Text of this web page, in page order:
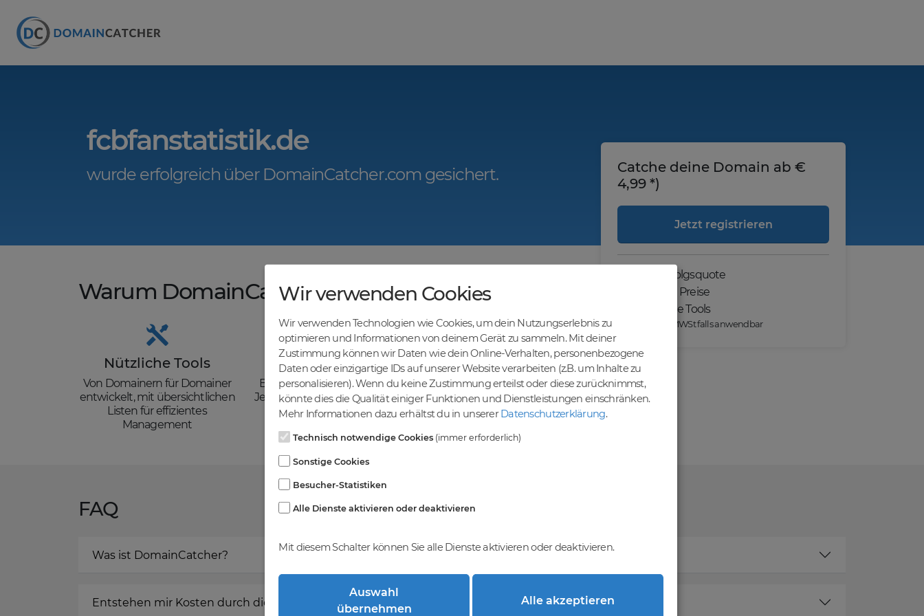
fcbfanstatistik.de
wurde erfolgreich über DomainCatcher.com gesichert.
Warum DomainCatcher.com?
Nützliche Tools
Von Domainern für Domainer
entwickelt, mit übersichtlichen
Listen für effizientes
Management
Günstige Preise
Backorders bereits ab € 4,99.
Je nach deinem Tier-Level und
zzgl. MwSt falls anwendbar
Kein Gebotsverfahren
Einfaches System - Deine
Orders werden nach dem First-
Come-First-Serve-Prinzip
Catche deine Domain ab €
4,99 *)
Jetzt registrieren
Hohe Erfolgsquote
Günstige Preise
Praktische Tools
*) Preise exkl. MWSt falls anwendbar
FAQ
Was ist DomainCatcher?
Entstehen mir Kosten durch die Registrierung bei DomainCatcher?
Wir verwenden Cookies
Wir verwenden Technologien wie Cookies, um dein Nutzungserlebnis zu
optimieren und Informationen von deinem Gerät zu sammeln. Mit deiner
Zustimmung können wir Daten wie dein Online-Verhalten, personenbezogene
Daten oder einzigartige IDs auf unserer Website verarbeiten (z.B. um Inhalte zu
personalisieren). Wenn du keine Zustimmung erteilst oder diese zurücknimmst,
könnte dies die Qualität einiger Funktionen und Dienstleistungen einschränken.
Mehr Informationen dazu erhältst du in unsererDatenschutzerklärung.
Technisch notwendige Cookies (immer erforderlich)
Sonstige Cookies
Besucher-Statistiken
Alle Dienste aktivieren oder deaktivieren
Mit diesem Schalter können Sie alle Dienste aktivieren oder deaktivieren.
Auswahl
übernehmen
Alle akzeptieren